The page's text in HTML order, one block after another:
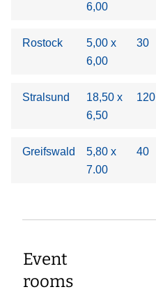
6,00
Rostock
5,00 x
6,00
30
Stralsund
18,50 x
6,50
120
Greifswald
5,80 x
7.00
40
Event
rooms